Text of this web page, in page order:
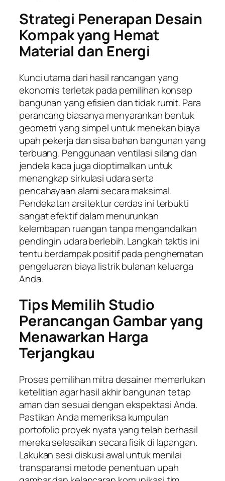
Strategi Penerapan Desain
Kompak yang Hemat
Material dan Energi
Kunci utama dari hasil rancangan yang
ekonomis terletak pada pemilihan konsep
bangunan yang efisien dan tidak rumit. Para
perancang biasanya menyarankan bentuk
geometri yang simpel untuk menekan biaya
upah pekerja dan sisa bahan bangunan yang
terbuang. Penggunaan ventilasi silang dan
jendela kaca juga dioptimalkan untuk
menangkap sirkulasi udara serta
pencahayaan alami secara maksimal.
Pendekatan arsitektur cerdas ini terbukti
sangat efektif dalam menurunkan
kelembapan ruangan tanpa mengandalkan
pendingin udara berlebih. Langkah taktis ini
tentu berdampak positif pada penghematan
pengeluaran biaya listrik bulanan keluarga
Anda.
Tips Memilih Studio
Perancangan Gambar yang
Menawarkan Harga
Terjangkau
Proses pemilihan mitra desainer memerlukan
ketelitian agar hasil akhir bangunan tetap
aman dan sesuai dengan ekspektasi Anda.
Pastikan Anda memeriksa kumpulan
portofolio proyek nyata yang telah berhasil
mereka selesaikan secara fisik di lapangan.
Lakukan sesi diskusi awal untuk menilai
transparansi metode penentuan upah